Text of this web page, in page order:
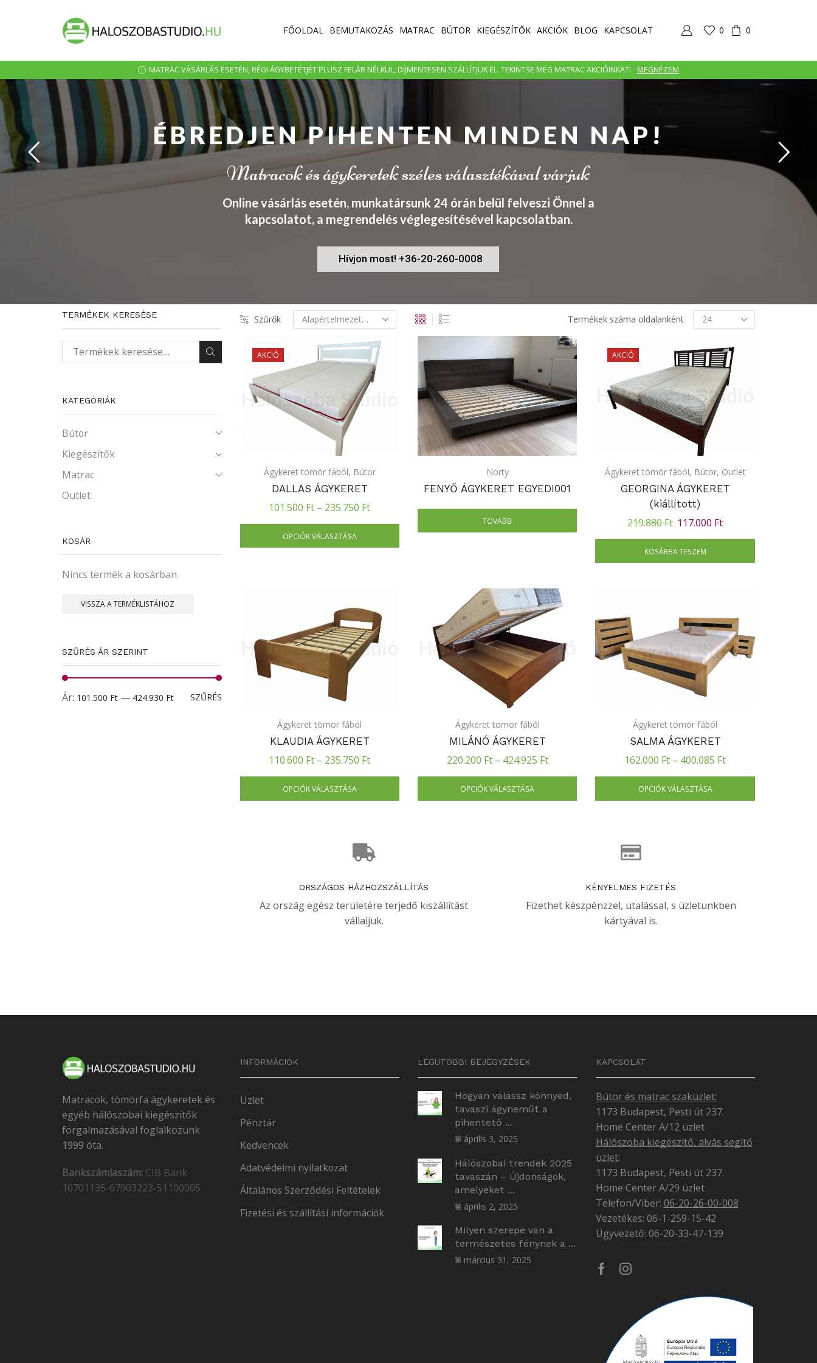
FŐOLDAL BEMUTAKOZÁS MATRAC BÚTOR KIEGÉSZÍTŐK AKCIÓK BLOG KAPCSOLAT 0 0
MATRAC VÁSÁRLÁS ESETÉN, RÉGI ÁGYBETÉTJÉT PLUSZ FELÁR NÉLKÜL, DÍJMENTESEN SZÁLLÍTJUK EL. TEKINTSE MEG MATRAC AKCIÓINKAT! MEGNÉZEM
ÉBREDJEN PIHENTEN MINDEN NAP!
Matracok és ágykeretek széles választékával várjuk
Online vásárlás esetén, munkatársunk 24 órán belül felveszi Önnel a
kapcsolatot, a megrendelés véglegesítésével kapcsolatban.
Hívjon most! +36-20-260-0008
Szűrők Termékek száma oldalanként
Termékek
oldalanként
AKCIÓ
Ágykeret tömör fából, Bútor
DALLAS ÁGYKERET
101.500 Ft – 235.750 Ft
OPCIÓK VÁLASZTÁSA
Norty
FENYŐ ÁGYKERET EGYEDI001
TOVÁBB
AKCIÓ
Ágykeret tömör fából, Bútor, Outlet
GEORGINA ÁGYKERET
(kiállított)
219.880Ft 117.000 Ft
KOSÁRBA TESZEM
Ágykeret tömör fából
KLAUDIA ÁGYKERET
110.600 Ft – 235.750 Ft
OPCIÓK VÁLASZTÁSA
Ágykeret tömör fából
MILÁNÓ ÁGYKERET
220.200 Ft– 424.925 Ft
OPCIÓK VÁLASZTÁSA
Ágykeret tömör fából
SALMA ÁGYKERET
162.000 Ft – 400.085 Ft
OPCIÓK VÁLASZTÁSA
ORSZÁGOS HÁZHOZSZÁLLÍTÁS
Az ország egész területére terjedő kiszállítást
vállaljuk.
KÉNYELMES FIZETÉS
Fizethet készpénzzel, utalással, s üzletünkben
kártyával is.
TERMÉKEK KERESÉSE
Keresés a következőre:
KATEGÓRIÁK
Bútor
Kiegészítők
Matrac
Outlet
KOSÁR
Nincs termék a kosárban.
VISSZA A TERMÉKLISTÁHOZ
SZŰRÉS ÁR SZERINT
Min
Max
SZŰRÉS
Ár: 101.500 Ft — 424.930 Ft
Matracok, tömörfa ágykeretek és
egyéb hálószobai kiegészítők
forgalmazásával foglalkozunk
1999 óta.
Bankszámlaszám: CIB Bank
10701135-67903223-51100005
INFORMÁCIÓK
Üzlet
Pénztár
Kedvencek
Adatvédelmi nyilatkozat
Általános Szerződési Feltételek
Fizetési és szállítási információk
LEGUTÓBBI BEJEGYZÉSEK
Hogyan válassz könnyed,
tavaszi ágyneműt a
pihentető ...
április 3, 2025
Hálószobai trendek 2025
tavaszán – Újdonságok,
amelyeket ...
április 2, 2025
Milyen szerepe van a
természetes fénynek a ...
március 31, 2025
KAPCSOLAT
Bútor és matrac szaküzlet:
1173 Budapest, Pesti út 237.
Home Center A/12 üzlet
Hálószoba kiegészítő, alvás segítő
üzlet:
1173 Budapest, Pesti út 237.
Home Center A/29 üzlet
Telefon/Viber: 06-20-26-00-008
Vezetékes: 06-1-259-15-42
Ügyvezető: 06-20-33-47-139
FacebookInstagram